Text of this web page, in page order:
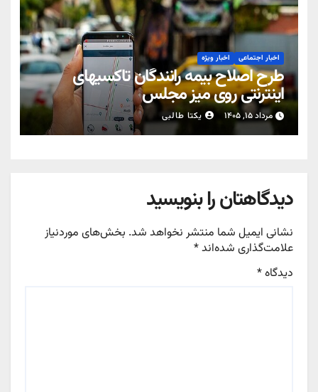
اخبار اجتماعی اخبار ویژه
طرح اصلاح بیمه رانندگان تاکسیهای
اینترنتی روی میز مجلس
مرداد ۱۵, ۱۴۰۵ یکتا طالبی
دیدگاهتان را بنویسید
نشانی ایمیل شما منتشر نخواهد شد. بخش‌های موردنیاز
علامت‌گذاری شده‌اند*
دیدگاه*